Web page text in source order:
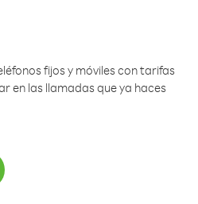
fijos y móviles con tarifas
en las llamadas que ya haces